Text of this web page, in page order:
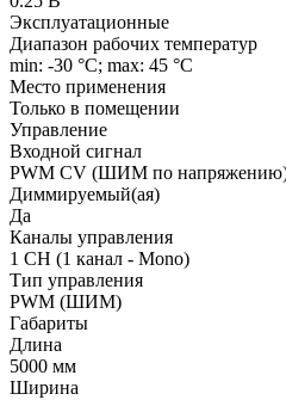
Эксплуатационные
Диапазон рабочих температур
min: -30 °C; max: 45 °C
Место применения
Только в помещении
Управление
Входной сигнал
PWM СV (ШИМ по
Диммируемый(ая)
Да
Каналы управления
1 CH (1 канал - Mono)
Тип управления
PWM (ШИМ)
Габариты
Длина
5000 мм
Ширина